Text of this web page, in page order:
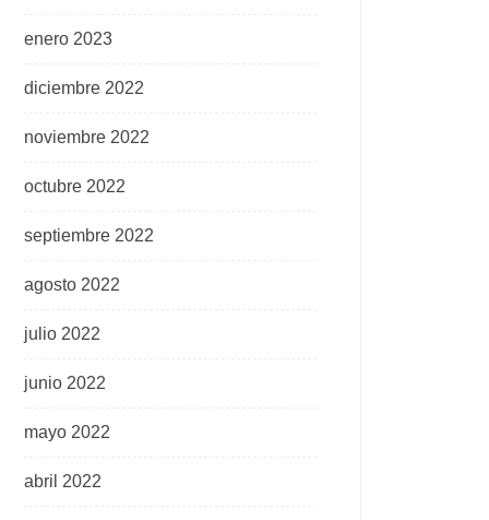
enero 2023
diciembre 2022
noviembre 2022
octubre 2022
septiembre 2022
agosto 2022
julio 2022
junio 2022
mayo 2022
abril 2022